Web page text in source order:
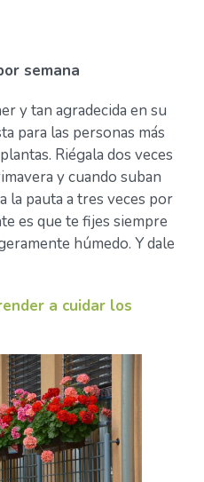
semana
y tan agradecida en su
para las personas más
Riégala dos veces
y cuando suban
la pauta a tres veces por
es que te fijes siempre
húmedo. Y dale
a cuidar los